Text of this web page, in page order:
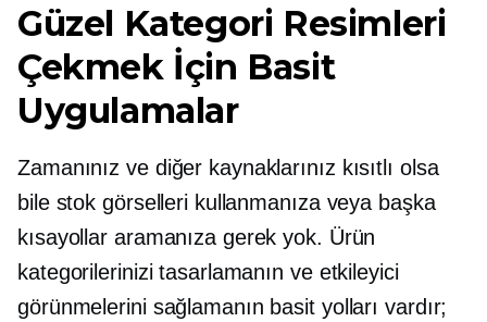
Güzel Kategori Resimleri
Çekmek İçin Basit
Uygulamalar
Zamanınız ve diğer kaynaklarınız kısıtlı olsa
bile stok görselleri kullanmanıza veya başka
kısayollar aramanıza gerek yok. Ürün
kategorilerinizi tasarlamanın ve etkileyici
görünmelerini sağlamanın basit yolları vardır;